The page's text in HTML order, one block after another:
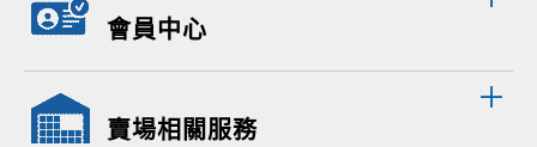
會員中心
賣場相關服務